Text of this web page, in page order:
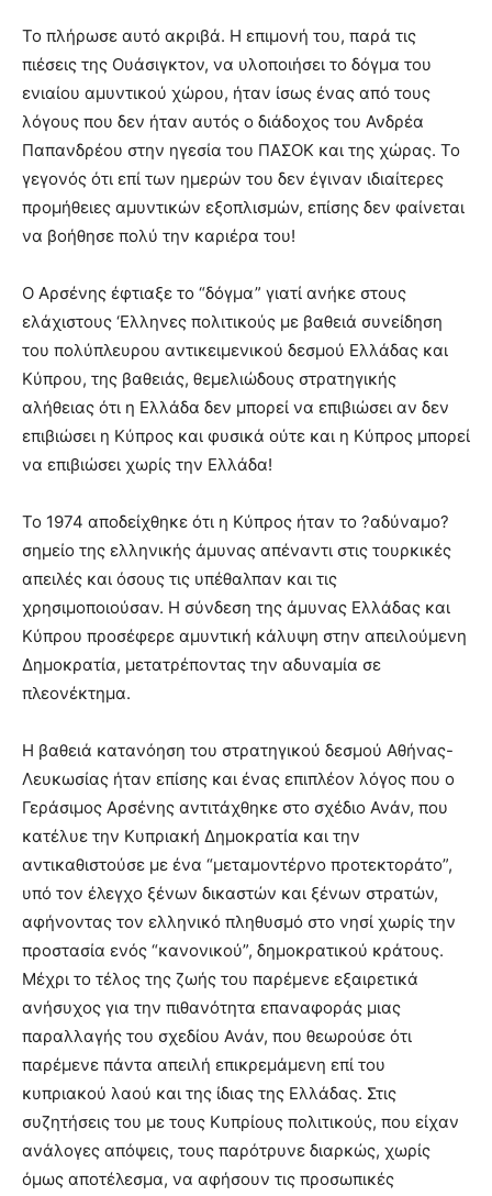
Το πλήρωσε αυτό ακριβά. Η επιμονή του, παρά τις
πιέσεις της Ουάσιγκτον, να υλοποιήσει το δόγμα του
ενιαίου αμυντικού χώρου, ήταν ίσως ένας από τους
λόγους που δεν ήταν αυτός ο διάδοχος του Ανδρέα
Παπανδρέου στην ηγεσία του ΠΑΣΟΚ και της χώρας. Το
γεγονός ότι επί των ημερών του δεν έγιναν ιδιαίτερες
προμήθειες αμυντικών εξοπλισμών, επίσης δεν φαίνεται
να βοήθησε πολύ την καριέρα του!
Ο Αρσένης έφτιαξε το “δόγμα” γιατί ανήκε στους
ελάχιστους ‘Ελληνες πολιτικούς με βαθειά συνείδηση
του πολύπλευρου αντικειμενικού δεσμού Ελλάδας και
Κύπρου, της βαθειάς, θεμελιώδους στρατηγικής
αλήθειας ότι η Ελλάδα δεν μπορεί να επιβιώσει αν δεν
επιβιώσει η Κύπρος και φυσικά ούτε και η Κύπρος μπορεί
να επιβιώσει χωρίς την Ελλάδα!
Το 1974 αποδείχθηκε ότι η Κύπρος ήταν το ?αδύναμο?
σημείο της ελληνικής άμυνας απέναντι στις τουρκικές
απειλές και όσους τις υπέθαλπαν και τις
χρησιμοποιούσαν. Η σύνδεση της άμυνας Ελλάδας και
Κύπρου προσέφερε αμυντική κάλυψη στην απειλούμενη
Δημοκρατία, μετατρέποντας την αδυναμία σε
πλεονέκτημα.
Η βαθειά κατανόηση του στρατηγικού δεσμού Αθήνας-
Λευκωσίας ήταν επίσης και ένας επιπλέον λόγος που ο
Γεράσιμος Αρσένης αντιτάχθηκε στο σχέδιο Ανάν, που
κατέλυε την Κυπριακή Δημοκρατία και την
αντικαθιστούσε με ένα “μεταμοντέρνο προτεκτοράτο”,
υπό τον έλεγχο ξένων δικαστών και ξένων στρατών,
αφήνοντας τον ελληνικό πληθυσμό στο νησί χωρίς την
προστασία ενός “κανονικού”, δημοκρατικού κράτους.
Μέχρι το τέλος της ζωής του παρέμενε εξαιρετικά
ανήσυχος για την πιθανότητα επαναφοράς μιας
παραλλαγής του σχεδίου Ανάν, που θεωρούσε ότι
παρέμενε πάντα απειλή επικρεμάμενη επί του
κυπριακού λαού και της ίδιας της Ελλάδας. Στις
συζητήσεις του με τους Κυπρίους πολιτικούς, που είχαν
ανάλογες απόψεις, τους παρότρυνε διαρκώς, χωρίς
όμως αποτέλεσμα, να αφήσουν τις προσωπικές